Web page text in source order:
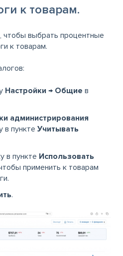
к товарам.
чтобы выбрать процентные
к товарам.
Настройки → Общие в
администрирования
в пункте Учитывать
в пункте Использовать
применить к товарам
.